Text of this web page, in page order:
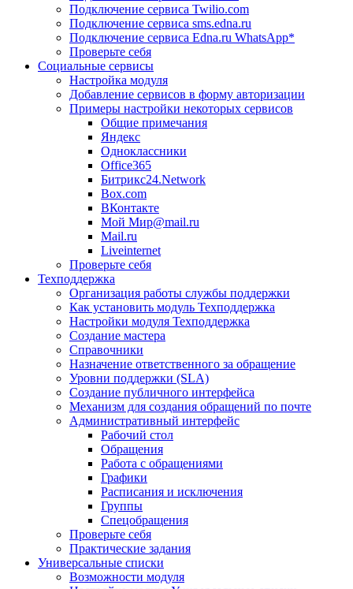
Подключение сервиса Twilio.com
Подключение сервиса sms.edna.ru
Подключение сервиса Edna.ru WhatsApp*
Проверьте себя
Социальные сервисы
Настройка модуля
Добавление сервисов в форму авторизации
Примеры настройки некоторых сервисов
Общие примечания
Яндекс
Одноклассники
Office365
Битрикс24.Network
Box.com
ВКонтакте
Мой Мир@mail.ru
Mail.ru
Liveinternet
Проверьте себя
Техподдержка
Организация работы службы поддержки
Как установить модуль Техподдержка
Настройки модуля Техподдержка
Создание мастера
Справочники
Назначение ответственного за обращение
Уровни поддержки (SLA)
Создание публичного интерфейса
Механизм для создания обращений по почте
Административный интерфейс
Рабочий стол
Обращения
Работа с обращениями
Графики
Расписания и исключения
Группы
Спецобращения
Проверьте себя
Практические задания
Универсальные списки
Возможности модуля